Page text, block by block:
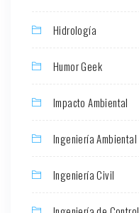
Hidrología
Humor Geek
Impacto Ambiental
Ingeniería Ambiental
Ingeniería Civil